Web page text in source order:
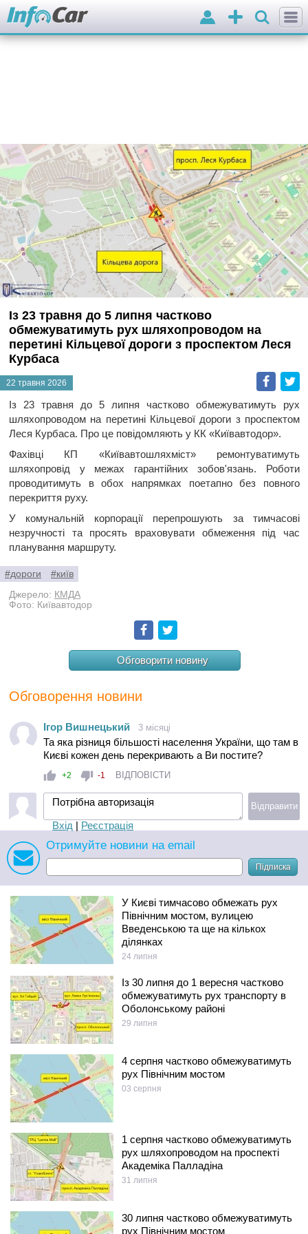
Додати
оголошення
Вхід
Із 23 травня до 5 липня частково
обмежуватимуть рух шляхопроводом на
перетині Кільцевої дороги з проспектом Леся
Курбаса
22 травня 2026
Із 23 травня до 5 липня частково обмежуватимуть рух
шляхопроводом на перетині Кільцевої дороги з проспектом
Леся Курбаса. Про це повідомляють у КК «Київавтодор».
Фахівці КП «Київавтошляхміст» ремонтуватимуть
шляхопровід у межах гарантійних зобов'язань. Роботи
проводитимуть в обох напрямках поетапно без повного
перекриття руху.
У комунальній корпорації перепрошують за тимчасові
незручності та просять враховувати обмеження під час
планування маршруту.
#дороги
#київ
Джерело: КМДА
Фото: Київавтодор
Facebook
Обговорити новину
Обговорення новини
Ігор Вишнецький 3 місяці
Та яка різниця більшості населення України, що там в
Києві кожен день перекривають а Ви постите?
+2 -1 ВІДПОВІСТИ
Потрібна авторизація
Вхід | Реєстрація
Відправити
Отримуйте новини на email
Підписка
У Києві тимчасово обмежать рух
Північним мостом, вулицею
Введенською та ще на кількох
ділянках
24 липня
Із 30 липня до 1 вересня частково
обмежуватимуть рух транспорту в
Оболонському районі
29 липня
4 серпня частково обмежуватимуть
рух Північним мостом
03 серпня
1 серпня частково обмежуватимуть
рух шляхопроводом на проспекті
Академіка Палладіна
31 липня
30 липня частково обмежуватимуть
рух Північним мостом